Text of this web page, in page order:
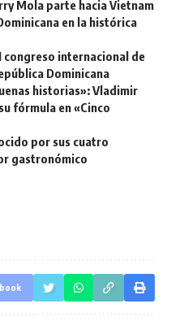
Mola parte hacia Vietnam
en la histórica
congreso internacional de
Dominicana
historias»: Vladimir
fórmula en «Cinco
por sus cuatro
gastronómico